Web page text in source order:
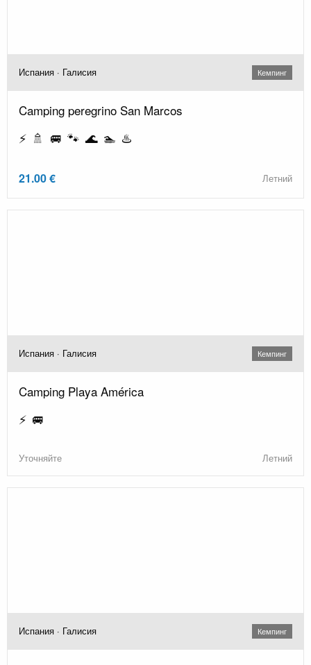
Испания · Галисия Кемпинг
Camping peregrino San Marcos
⚡ 🚿 🚐 🐾 🌊 🏊 ♨️
21.00 € Летний
Испания · Галисия Кемпинг
Camping Playa América
⚡ 🚐
Уточняйте Летний
Испания · Галисия Кемпинг